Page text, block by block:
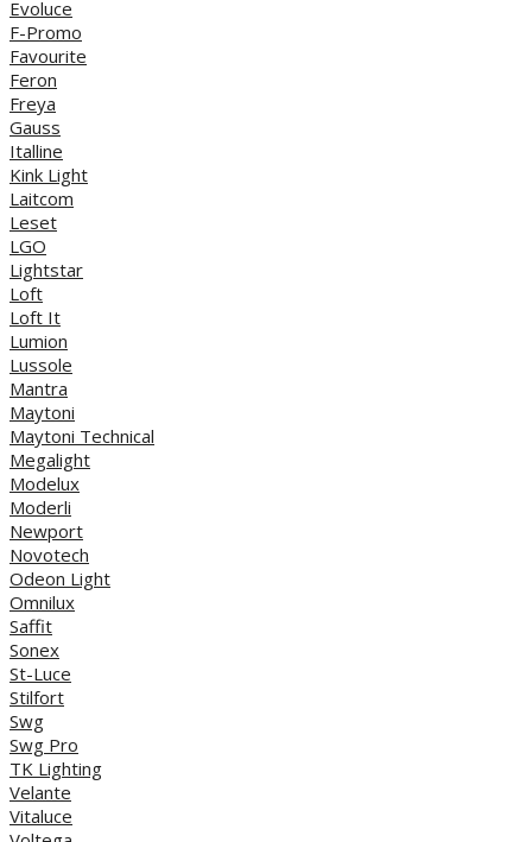
Evoluce
F-Promo
Favourite
Feron
Freya
Gauss
Italline
Kink Light
Laitcom
Leset
LGO
Lightstar
Loft
Loft It
Lumion
Lussole
Mantra
Maytoni
Maytoni Technical
Megalight
Modelux
Moderli
Newport
Novotech
Odeon Light
Omnilux
Saffit
Sonex
St-Luce
Stilfort
Swg
Swg Pro
TK Lighting
Velante
Vitaluce